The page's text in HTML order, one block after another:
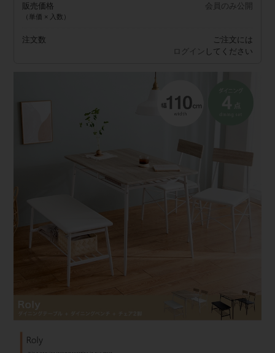
販売価格
（単価 × 入数）
会員のみ公開
注文数
ご注文には
ログイン してください